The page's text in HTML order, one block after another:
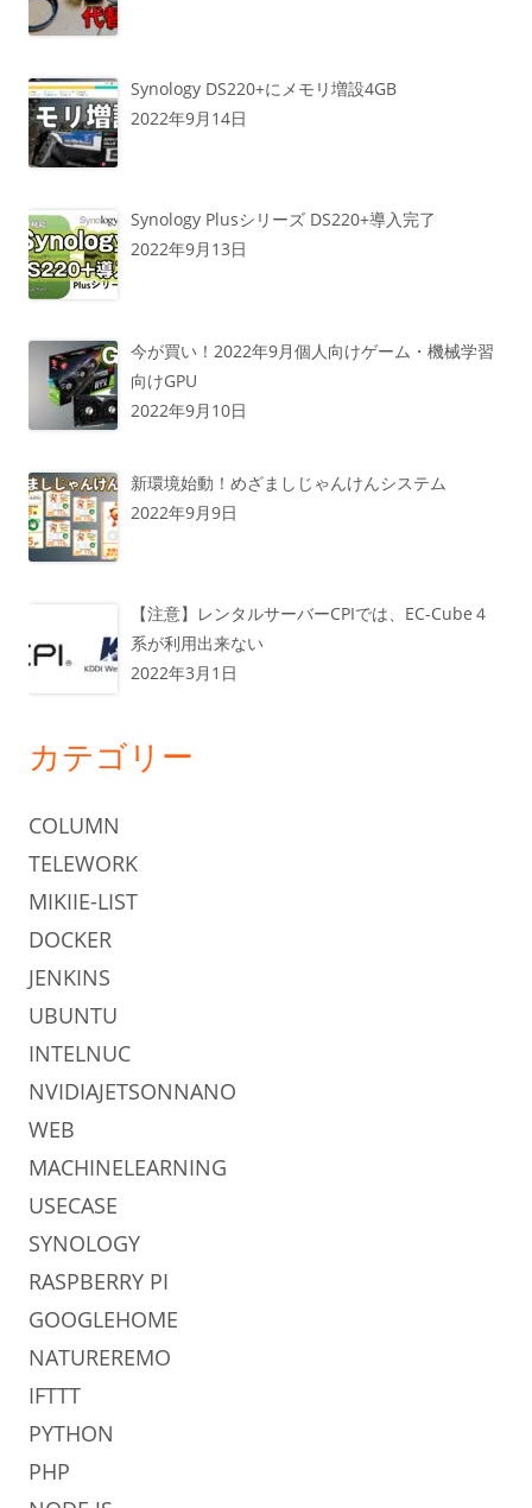
Synology DS220+にメモリ増設4GB
2022年9月14日
Synology Plusシリーズ DS220+導入完了
2022年9月13日
今が買い！2022年9月個人向けゲーム・機械学習
向けGPU
2022年9月10日
新環境始動！めざましじゃんけんシステム
2022年9月9日
【注意】レンタルサーバーCPIでは、EC-Cube４
系が利用出来ない
2022年3月1日
カテゴリー
COLUMN
TELEWORK
MIKIIE-LIST
DOCKER
JENKINS
UBUNTU
INTELNUC
NVIDIAJETSONNANO
WEB
MACHINELEARNING
USECASE
SYNOLOGY
RASPBERRY PI
GOOGLEHOME
NATUREREMO
IFTTT
PYTHON
PHP